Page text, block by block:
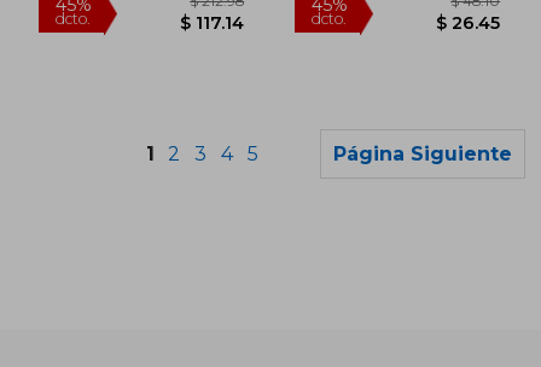
1 2 3 4 5 Página Siguiente